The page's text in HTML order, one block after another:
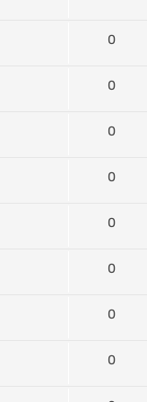
0
0
0
0
0
0
0
0